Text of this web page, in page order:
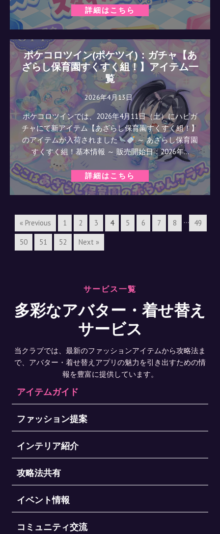
詳細はこちら
ポケコロツイン(ポケツイ)：ガチャ【あ
ざらし保育園すくすく組！】アイテム一
覧
2026年4月13日
ポケコロツインでは、2026年4月11日（土）にハピガ
チャにて新アイテム【あざらし保育園すくすく組！】
のアイテムが入荷されました
～ あざらし保育園
すくすく組！基本情報 ～ 販売開始日：2026年…
詳細はこちら
« Previous 1 2 3 4 5 6 7 8 … 49
50 51 52 Next »
サービス一覧
多彩なアバター・着せ替え
サービス
当クラブでは、最新のファッションアイテムから攻略法ま
で、アバター・着せ替えアプリの魅力を引き出すための情
報を豊富に提供しています。
アイテムガイド
ファッション提案
インテリア紹介
攻略法共有
イベント情報
コミュニティ交流